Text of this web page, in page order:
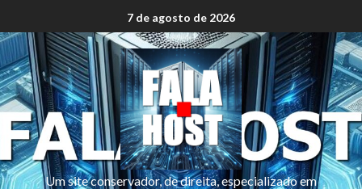
7 de agosto de 2026
Um site conservador, de direita, especializado em